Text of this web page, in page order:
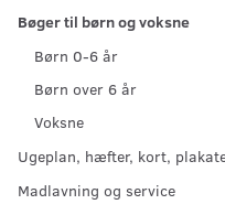
Bøger til børn og voksne
Børn 0-6 år
Børn over 6 år
Voksne
Ugeplan, hæfter, kort,
Madlavning og service